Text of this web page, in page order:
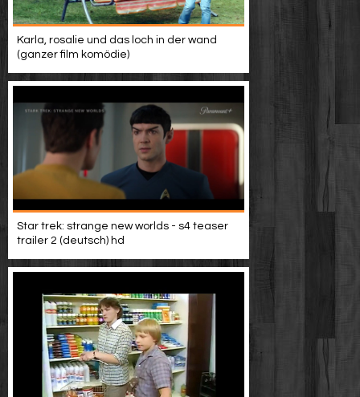
Karla, rosalie und das loch in der wand
(ganzer film komödie)
Star trek: strange new worlds - s4 teaser
trailer 2 (deutsch) hd